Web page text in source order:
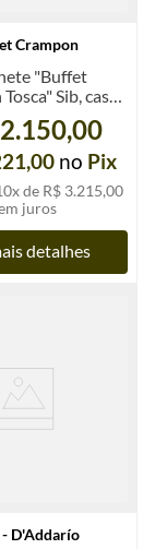
Crampon
"Buffet
Sib, case
seminovo
no Pix
x de R$ 3.215,00
juros
detalhes
- D'Addarío